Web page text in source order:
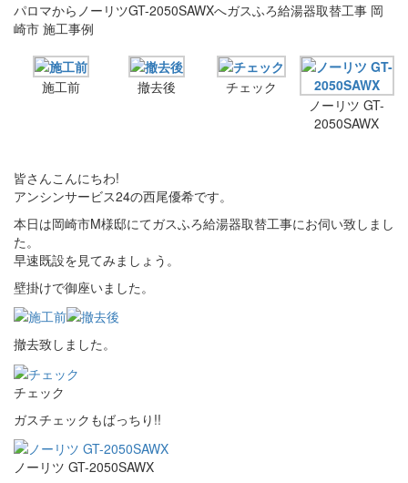
パロマからノーリツGT-2050SAWXへガスふろ給湯器取替工事 岡
崎市 施工事例
施工前 撤去後
チェック
ノーリツ GT-
2050SAWX
皆さんこんにちわ!
アンシンサービス24の西尾優希です。
本日は岡崎市M様邸にてガスふろ給湯器取替工事にお伺い致しまし
た。
早速既設を見てみましょう。
壁掛けで御座いました。
撤去致しました。
チェック
ガスチェックもばっちり!!
ノーリツ GT-2050SAWX